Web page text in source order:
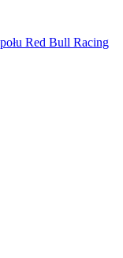
Red Bull Racing